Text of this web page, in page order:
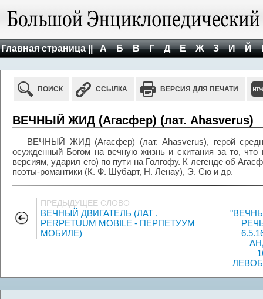
Главная страница || А Б В Г Д Е Ж З И Й
ПОИСК ССЫЛКА ВЕРСИЯ ДЛЯ ПЕЧАТИ
ВЕЧНЫЙ ЖИД (Агасфер) (лат. Ahasverus)
ВЕЧНЫЙ ЖИД (Агасфер) (лат. Ahasverus), герой
осужденный Богом на вечную жизнь и скитания за то,
версиям, ударил его) по пути на Голгофу. К легенде об
поэты-романтики (К. Ф. Шубарт, Н. Ленау), Э. Сю и др.
ПРЕДЫДУЩЕЕ СЛОВО
ВЕЧНЫЙ ДВИГАТЕЛЬ (ЛАТ .
PERPETUUM MOBILE - ПЕРПЕТУУМ
МОБИЛЕ)